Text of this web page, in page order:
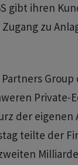
gibt ihren
zu
Private-
der eigenen
​teilte der